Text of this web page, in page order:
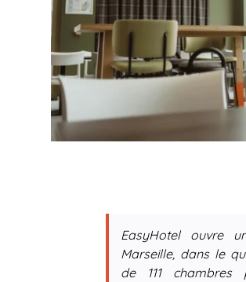
EasyHotel ouvre
Marseille, dans le
de 111 chambres